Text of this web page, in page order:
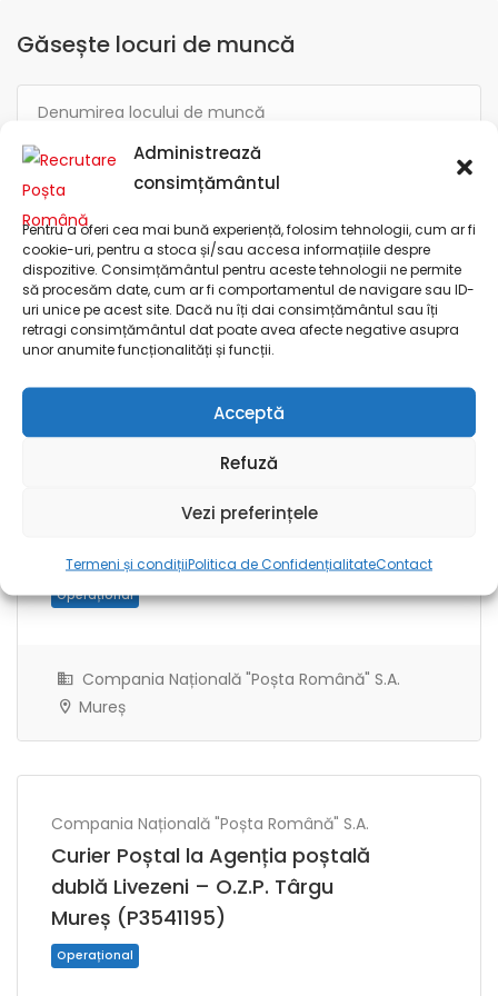
Administrează
consimțământul
Pentru a oferi cea mai bună experiență, folosim tehnologii, cum ar fi
cookie-uri, pentru a stoca și/sau accesa informațiile despre
dispozitive. Consimțământul pentru aceste tehnologii ne permite
să procesăm date, cum ar fi comportamentul de navigare sau ID-
uri unice pe acest site. Dacă nu îți dai consimțământul sau îți
retragi consimțământul dat poate avea afecte negative asupra
unor anumite funcționalități și funcții.
Acceptă
Refuză
Vezi preferințele
Termeni și condițiiPolitica de ConfidențialitateContact
Găsește locuri de muncă
Mureș
Categoria locului de muncă Raza
Cash Manager la O.Z.P. Târgu
Mureș (P0455234)
Compania Națională "Poșta Română" S.A.
Mureș
Compania Națională "Poșta Română" S.A.
Curier Poștal la Agenția poștală
dublă Livezeni – O.Z.P. Târgu
Mureș (P3541195)